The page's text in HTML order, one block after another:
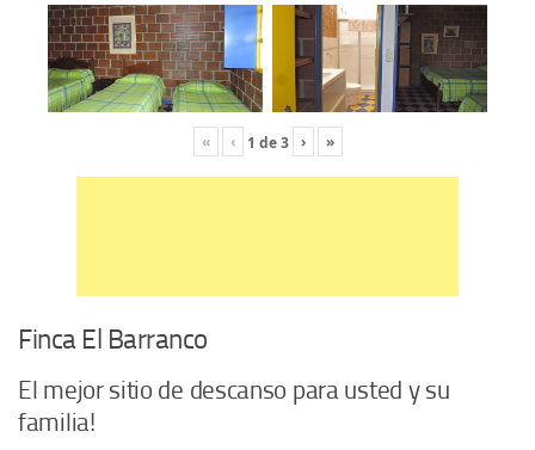
« ‹ 1 de3 › »
Finca El Barranco
El mejor sitio de descanso para usted y su
familia!